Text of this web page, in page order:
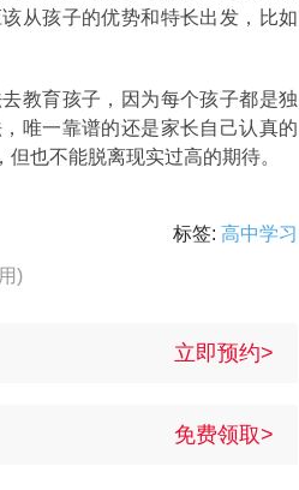
从孩子的优势和特长出发，比如
教育孩子，因为每个孩子都是独
唯一靠谱的还是家长自己认真的
也不能脱离现实过高的期待。
标签: 高中学习
)
立即预约>
免费领取>